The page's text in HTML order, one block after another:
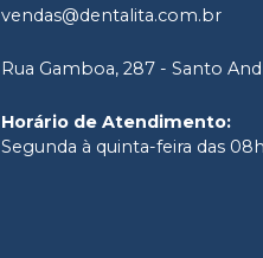
vendas@dentalita.com.br
Rua Gamboa, 287 - Santo
Horário de Atendimento:
Segunda à quinta-feira das